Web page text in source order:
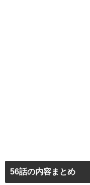
56話の内容まとめ